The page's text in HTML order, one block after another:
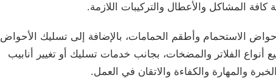
المشاكل والأعطال والتركيبات اللازمة.
الاستحمام وأطقم الحمامات، بالإضافة إلى تسليك الأحواض
الفلاتر والمضخات، بجانب خدمات تسليك أو تغيير أنابيب
والمهارة والكفاءة والاتقان في العمل.